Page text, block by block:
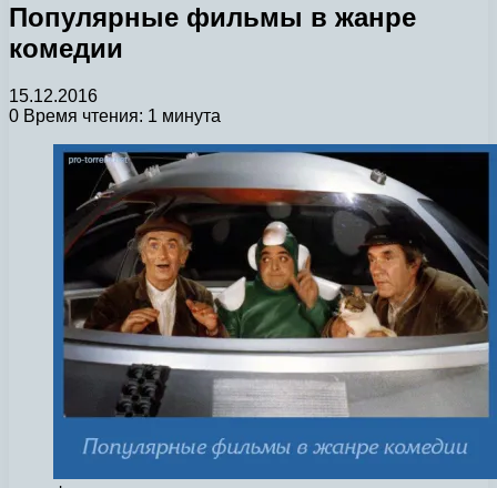
Популярные фильмы в жанре
комедии
15.12.2016
0 Время чтения: 1 минута